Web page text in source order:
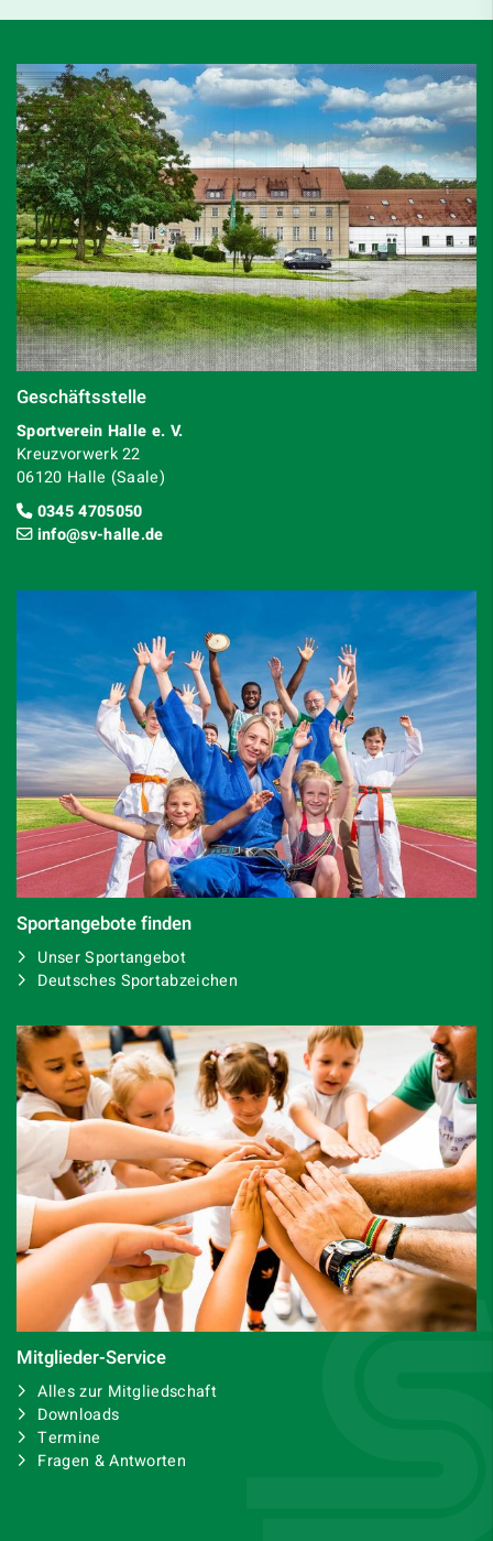
Geschäftsstelle
Sportverein Halle e. V.
Kreuzvorwerk 22
06120 Halle (Saale)
0345 4705050
info@sv-halle.de
Sportangebote finden
Unser Sportangebot
Deutsches Sportabzeichen
Mitglieder-Service
Alles zur Mitgliedschaft
Downloads
Termine
Fragen & Antworten